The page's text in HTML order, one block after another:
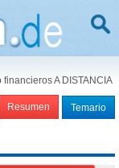
A DISTANCIA
Resumen Temario